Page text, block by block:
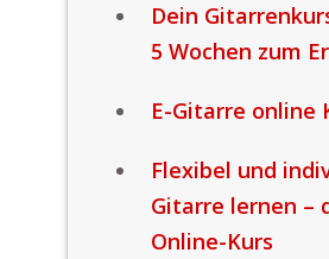
Dein
5 Wochen zum
E-Gitarre online
Flexibel und
Gitarre lernen –
Online-Kurs